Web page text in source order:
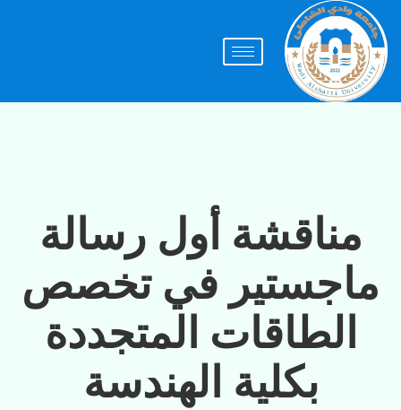
مناقشة أول رسالة
ماجستير في تخصص
الطاقات المتجددة
بكلية الهندسة